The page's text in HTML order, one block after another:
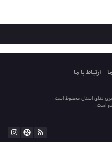
ارتباط با ما
ندای استان محفوظ است.
است.